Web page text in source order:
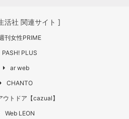
活社 関連サイト ]
刊女性PRIME
PASH! PLUS
ar web
CHANTO
ウトドア【cazual】
Web LEON